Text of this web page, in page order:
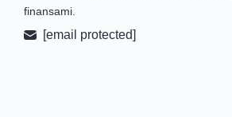
finansami.
[email protected]